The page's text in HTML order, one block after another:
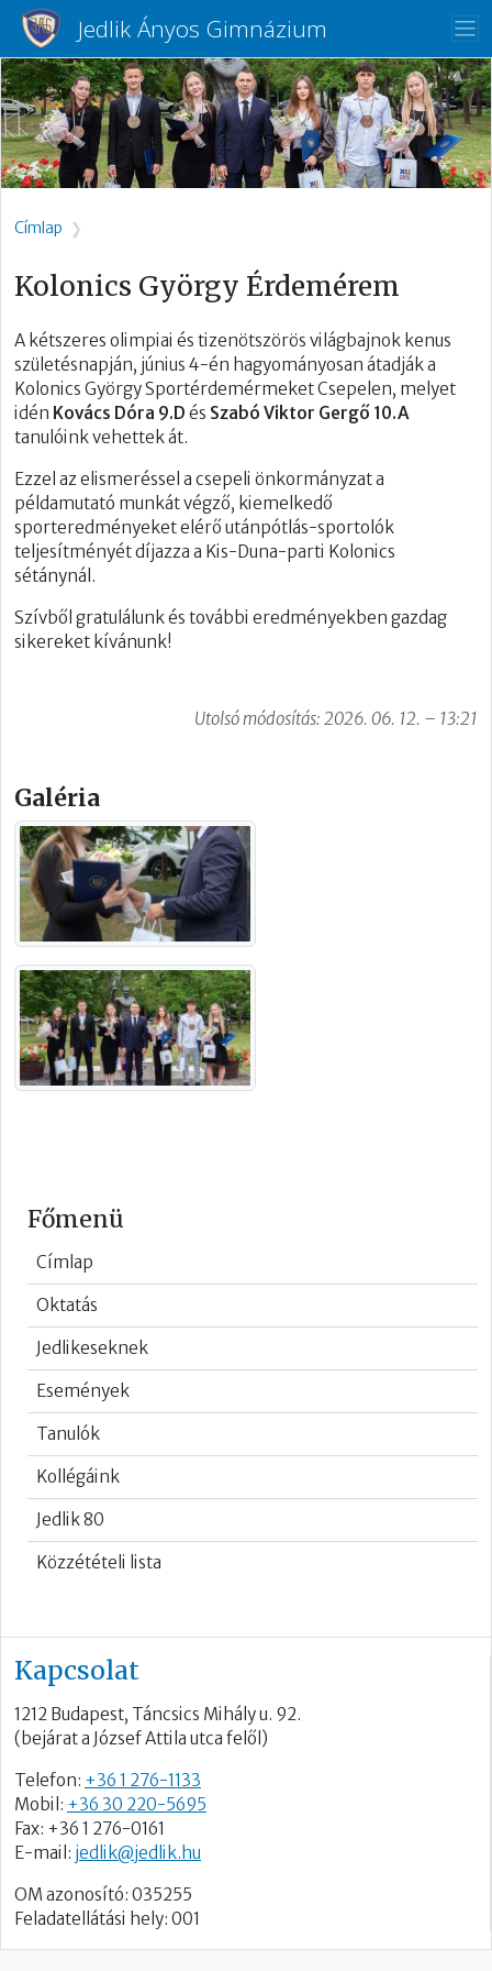
Ugrás a tartalomra
Jedlik Ányos Gimnázium
Főmenü
Címlap
Oktatás
Jedlikeseknek
Események
Tanulók
Kollégáink
Jedlik 80
Közzétételi lista
Morzsa
Címlap
Kolonics György Érdemérem
A kétszeres olimpiai és tizenötszörös világbajnok kenus
születésnapján, június 4-én hagyományosan átadják a
Kolonics György Sportérdemérmeket Csepelen, melyet
idén Kovács Dóra 9.D és Szabó Viktor Gergő 10.A
tanulóink vehettek át.
Ezzel az elismeréssel a csepeli önkormányzat a
példamutató munkát végző, kiemelkedő
sporteredményeket elérő utánpótlás-sportolók
teljesítményét díjazza a Kis-Duna-parti Kolonics
sétánynál.
Szívből gratulálunk és további eredményekben gazdag
sikereket kívánunk!
Utolsó módosítás: 2026. 06. 12. – 13:21
Galéria
Kapcsolat
1212 Budapest, Táncsics Mihály u. 92.
(bejárat a József Attila utca felől)
Telefon: +36 1 276-1133
Mobil: +36 30 220-5695
Fax: +36 1 276-0161
E-mail: jedlik@jedlik.hu
OM azonosító: 035255
Feladatellátási hely: 001